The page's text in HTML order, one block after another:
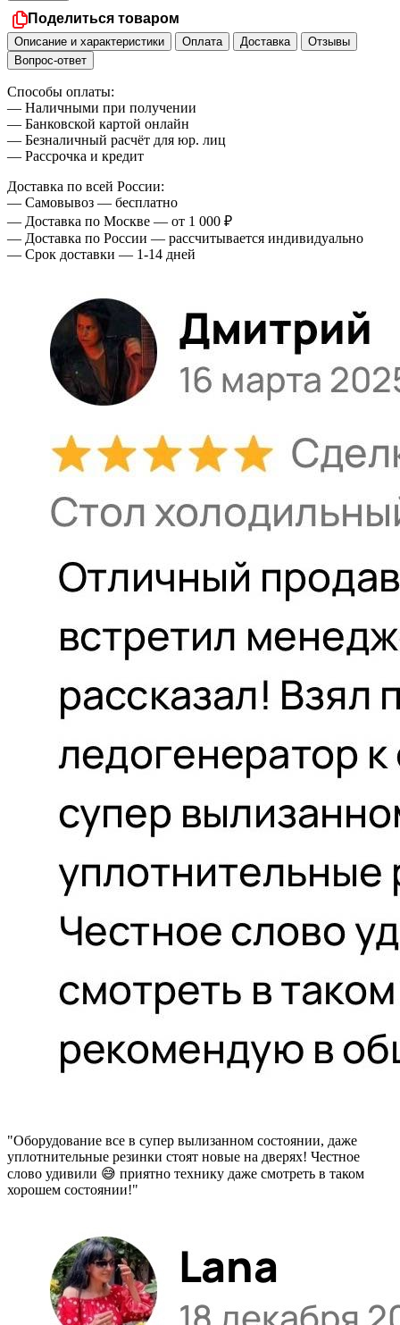
Поделиться товаром
Описание и характеристики Оплата Доставка
Отзывы
Вопрос-ответ
Способы оплаты:
— Наличными при получении
— Банковской картой онлайн
— Безналичный расчёт для юр. лиц
— Рассрочка и кредит
Доставка по всей России:
— Самовывоз — бесплатно
— Доставка по Москве — от 1 000 ₽
— Доставка по России — рассчитывается индивидуально
— Срок доставки — 1-14 дней
"Оборудование все в супер вылизанном состоянии, даже
уплотнительные резинки стоят новые на дверях! Честное
слово удивили 😅 приятно технику даже смотреть в таком
хорошем состоянии!"